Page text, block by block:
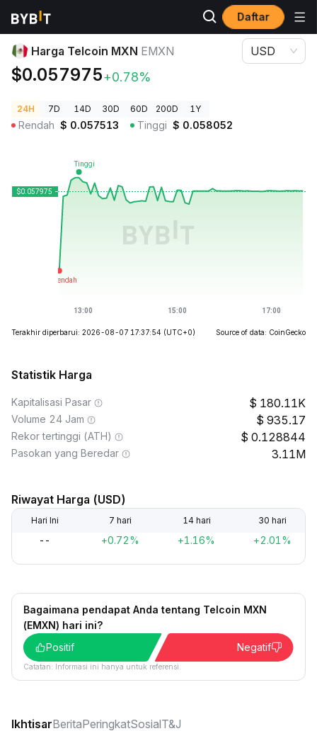
Daftar
Harga Kripto
Harga Telcoin MXN EMXN
$0.057975+0.78%
USD
24H 7D 14D 30D 60D 200D 1Y
Rendah $ 0.057513 Tinggi $ 0.058052
Terakhir diperbarui: 2026-08-07 17:37:54 (UTC+0) Source of data: CoinGecko
Statistik Harga
Kapitalisasi Pasar 180.11K
Volume 24 Jam 935.17
Rekor tertinggi (ATH) 0.128844
Pasokan yang Beredar 3.11M
Riwayat Harga (USD)
Hari Ini 7 hari 14 hari 30 hari
-- +0.72% +1.16% +2.01%
Bagaimana pendapat Anda tentang Telcoin MXN
(EMXN) hari ini?
Positif
Negatif
Catatan: Informasi ini hanya untuk referensi.
IkhtisarBeritaPeringkatSosialT&J